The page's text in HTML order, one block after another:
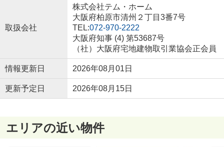
取扱会社
株式会社テム・ホーム
大阪府柏原市清州２丁目3番7号
TEL:072-970-2222
大阪府知事 (4) 第53687号
（社）大阪府宅地建物取引業協会正会員
情報更新日 2026年08月01日
更新予定日 2026年08月15日
エリアの近い物件